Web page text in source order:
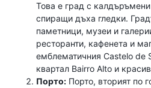
Това е град с
спиращи дъха гледки.
паметници, музеи и
ресторанти, кафенета и
емблематичния Castelo de
квартал Bairro Alto и
Порто: Порто, вторият по